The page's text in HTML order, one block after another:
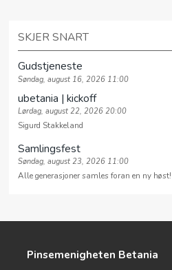
SKJER SNART
Gudstjeneste
Søndag, august 16, 2026 11:00
ubetania | kickoff
Lørdag, august 22, 2026 20:00
Sigurd Stakkeland
Samlingsfest
Søndag, august 23, 2026 11:00
Alle generasjoner samles foran en ny høst!
Pinsemenigheten Betania